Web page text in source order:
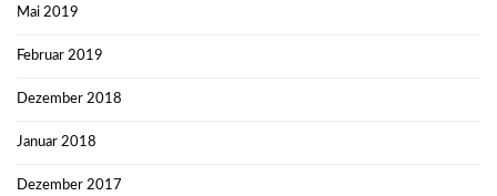
Mai 2019
Februar 2019
Dezember 2018
Januar 2018
Dezember 2017